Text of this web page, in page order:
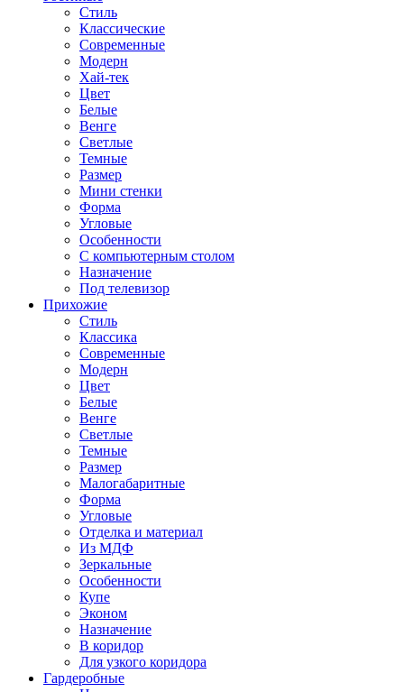
Стиль
Классические
Современные
Модерн
Хай-тек
Цвет
Белые
Венге
Светлые
Темные
Размер
Мини стенки
Форма
Угловые
Особенности
С компьютерным столом
Назначение
Под телевизор
Прихожие
Стиль
Классика
Современные
Модерн
Цвет
Белые
Венге
Светлые
Темные
Размер
Малогабаритные
Форма
Угловые
Отделка и материал
Из МДФ
Зеркальные
Особенности
Купе
Эконом
Назначение
В коридор
Для узкого коридора
Гардеробные